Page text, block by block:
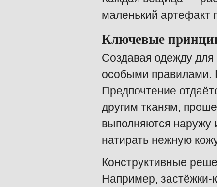
маленький артефакт
Ключевые
Создавая одежду
особыми правилами.
Предпочтение
другим тканям,
выполняются
натирать нежную
Конструктивные
Например, застёжки-